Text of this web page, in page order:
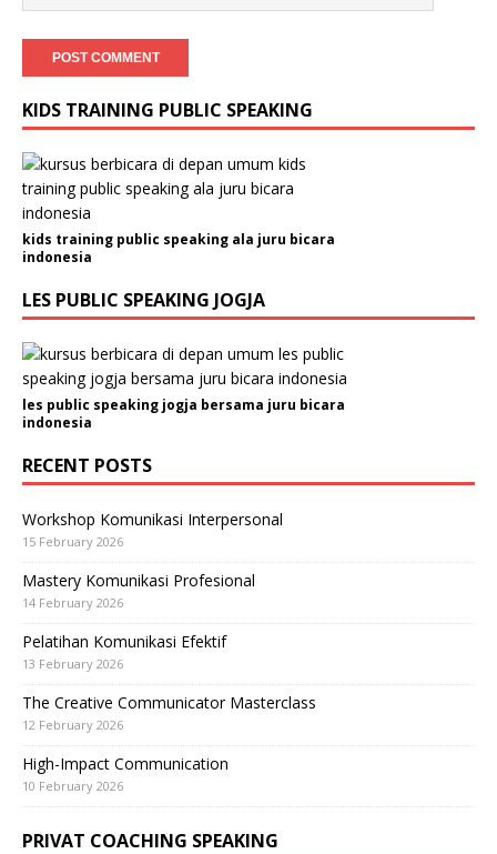
KIDS TRAINING PUBLIC SPEAKING
kids training public speaking ala juru bicara
indonesia
LES PUBLIC SPEAKING JOGJA
les public speaking jogja bersama juru bicara
indonesia
RECENT POSTS
Workshop Komunikasi Interpersonal
15 February 2026
Mastery Komunikasi Profesional
14 February 2026
Pelatihan Komunikasi Efektif
13 February 2026
The Creative Communicator Masterclass
12 February 2026
High-Impact Communication
10 February 2026
PRIVAT COACHING SPEAKING